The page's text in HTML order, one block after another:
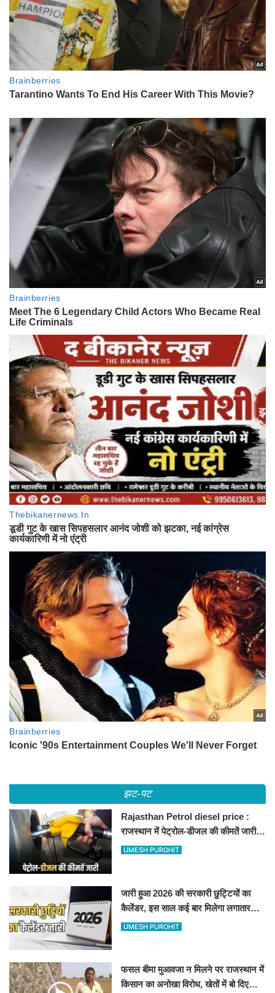
झट-पट
Rajasthan Petrol diesel price :
राजस्थान में पेट्रोल-डीजल की कीमतें जारी,
जानिए बीकानेर समेत पुरे प्रदेश में नए रेट
UMESH PUROHIT
जारी हुआ 2026 की सरकारी छुट्टियों का
कैलेंडर, इस साल कई बार मिलेगा लगातार
अवकाश, देखें
UMESH PUROHIT
फसल बीमा मुआवजा न मिलने पर राजस्थान में
किसान का अनोखा विरोध, खेतों में बो दिए